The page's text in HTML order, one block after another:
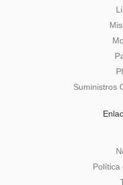
Suministros
Política